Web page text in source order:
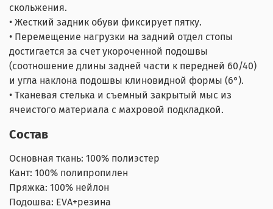
скольжения.
• Жесткий задник обуви фиксирует пятку.
• Перемещение нагрузки на задний отдел стопы
достигается за счет укороченной подошвы
(соотношение длины задней части к передней 60/40)
и угла наклона подошвы клиновидной формы (6°).
• Тканевая стелька и съемный закрытый мыс из
ячеистого материала с махровой подкладкой.
Состав
Основная ткань: 100% полиэстер
Кант: 100% полипропилен
Пряжка: 100% нейлон
Подошва: EVA+резина